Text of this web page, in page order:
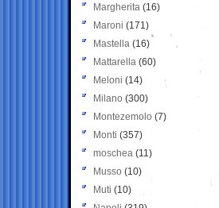
Margherita (16)
Maroni (171)
Mastella (16)
Mattarella (60)
Meloni (14)
Milano (300)
Montezemolo (7)
Monti (357)
moschea (11)
Musso (10)
Muti (10)